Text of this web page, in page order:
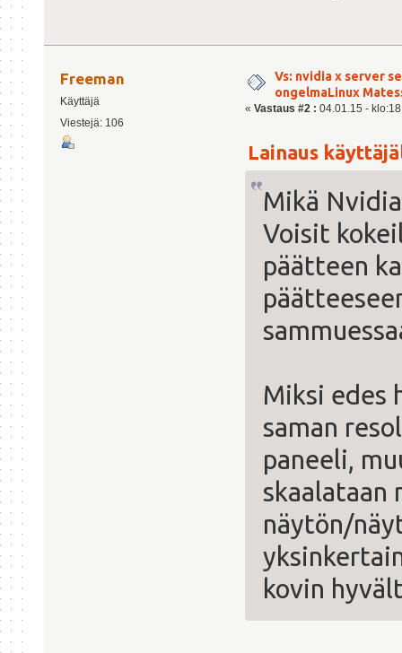
Freeman
Käyttäjä
Viestejä: 106
Vs: nvidia x server
ongelmaLinux
« Vastaus #2 : 04.01.15 -
Lainaus
Mikä
Voisit
päätteen
Miksi edes
saman
paneeli,
skaalataan
näytön/
kovin